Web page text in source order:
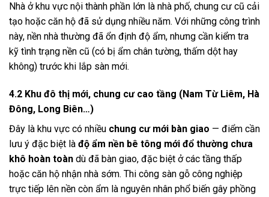
Nhà ở khu vực nội thành phần lớn là nhà phố, chung cư cũ cải
tạo hoặc căn hộ đã sử dụng nhiều năm. Với những công trình
này, nền nhà thường đã ổn định độ ẩm, nhưng cần kiểm tra
kỹ tình trạng nền cũ (có bị ẩm chân tường, thấm dột hay
không) trước khi lắp sàn mới.
4.2 Khu đô thị mới, chung cư cao tầng (Nam Từ Liêm, Hà
Đông, Long Biên…)
Đây là khu vực có nhiều chung cư mới bàn giao — điểm cần
lưu ý đặc biệt là độ ẩm nền bê tông mới đổ thường chưa
khô hoàn toàn dù đã bàn giao, đặc biệt ở các tầng thấp
hoặc căn hộ nhận nhà sớm. Thi công sàn gỗ công nghiệp
trực tiếp lên nền còn ẩm là nguyên nhân phổ biến gây phồng